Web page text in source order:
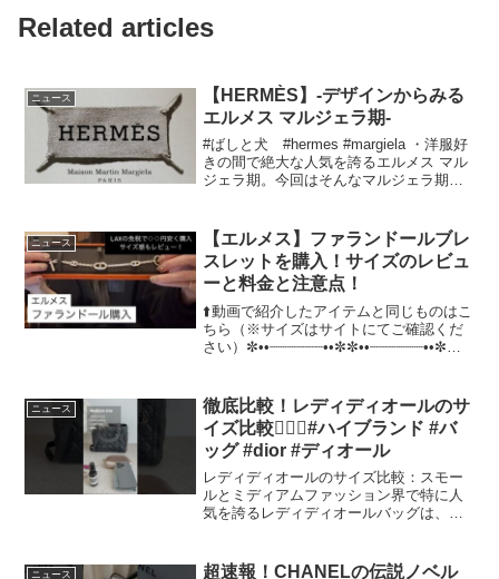
Related articles
ニュース
【HERMÈS】-デザインからみる
エルメス マルジェラ期-
#ばしと犬 #hermes #margiela ・洋服好
きの間で絶大な人気を誇るエルメス マル
ジェラ期。今回はそんなマルジェラ期の
機についてエルメスは、ラグジュ...
ニュース
【エルメス】ファランドールブレ
スレットを購入！サイズのレビュ
ーと料金と注意点！
⬆️動画で紹介したアイテムと同じものはこ
ちら（※サイズはサイトにてご確認くだ
さい）✼••┈┈┈┈┈┈••✼✼••┈┈┈┈┈┈••✼ロ
た🥹日本との価格の比較、サイズ...
ニュース
徹底比較！レディディオールのサ
イズ比較❤️‍🔥✨#ハイブランド #バ
ッグ #dior #ディオール
レディディオールのサイズ比較：スモー
ルとミディアムファッション界で特に人
気を誇るレディディオールバッグは、そ
スモールサイズとミディアムサイズは人
ニュース
超速報！CHANELの伝説ノベル